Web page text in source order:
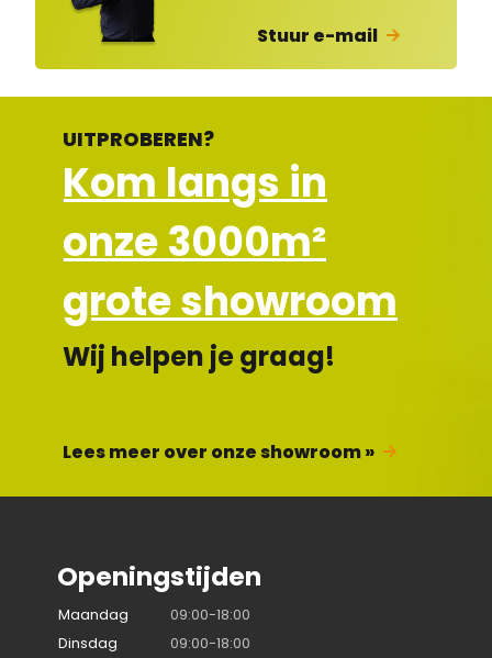
Stuur e-mail
UITPROBEREN?
Kom langs in
onze 3000m²
grote showroom
Wij helpen je graag!
Lees meer over onze showroom »
Openingstijden
Maandag
09:00-18:00
Dinsdag
09:00-18:00